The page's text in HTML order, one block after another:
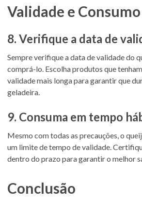
Validade e Consumo
8. Verifique a data de
Sempre verifique a data de validade do
comprá-lo. Escolha produtos que
validade mais longa para garantir que
geladeira.
9. Consuma em tempo
Mesmo com todas as precauções, o
um limite de tempo de validade.
dentro do prazo para garantir o melhor
Conclusão